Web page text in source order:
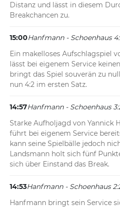
Distanz und lässt in diesem
Breakchancen zu.
15:00Hanfmann - Schoenhaus
Ein makelloses Aufschlagspiel
lässt bei eigenem Service
bringt das Spiel souverän zu
nun 4:2 im ersten Satz.
14:57Hanfmann - Schoenhaus
Starke Aufholjagd von Yannick
führt bei eigenem Service
kann seine Spielbälle jedoch
Landsmann holt sich fünf
sich über Einstand das Break.
14:53Hanfmann - Schoenhaus
Hanfmann bringt sein Service